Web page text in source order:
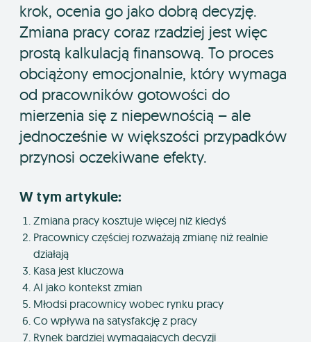
krok, ocenia go jako dobrą decyzję.
Zmiana pracy coraz rzadziej jest więc
prostą kalkulacją finansową. To proces
obciążony emocjonalnie, który wymaga
od pracowników gotowości do
mierzenia się z niepewnością – ale
jednocześnie w większości przypadków
przynosi oczekiwane efekty.
W tym artykule:
Zmiana pracy kosztuje więcej niż kiedyś
Pracownicy częściej rozważają zmianę niż realnie
działają
Kasa jest kluczowa
AI jako kontekst zmian
Młodsi pracownicy wobec rynku pracy
Co wpływa na satysfakcję z pracy
Rynek bardziej wymagających decyzji